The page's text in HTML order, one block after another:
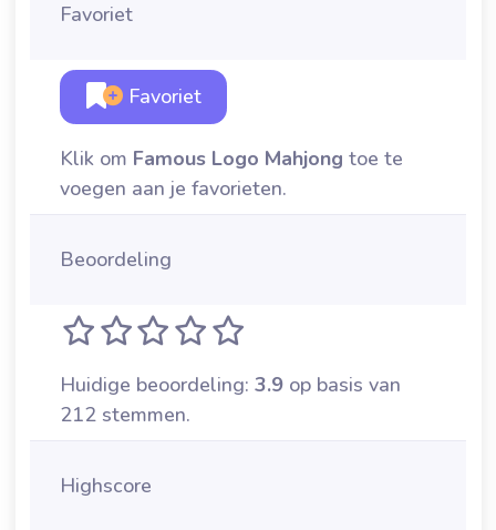
Favoriet
Favoriet
Klik om Famous Logo Mahjong toe te
voegen aan je favorieten.
Beoordeling
Huidige beoordeling: 3.9 op basis van
212 stemmen.
Highscore